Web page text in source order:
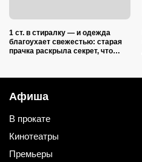
1 ст. в стиралку — и одежда
благоухает свежестью: старая
прачка раскрыла секрет, что
Афиша
В прокате
Кинотеатры
Премьеры